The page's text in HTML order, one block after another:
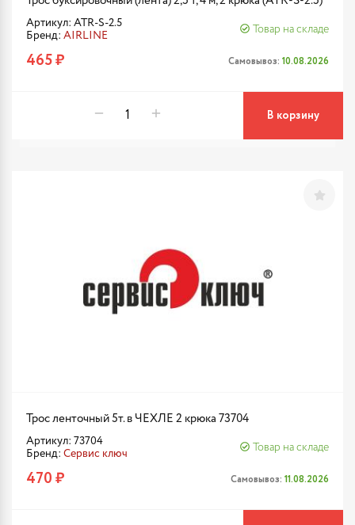
Артикул: ATR-S-2.5
Бренд: AIRLINE
Товар на складе
465 ₽ Самовывоз: 10.08.2026
В корзину
Трос ленточный 5т. в ЧЕХЛЕ 2 крюка 73704
Артикул: 73704
Бренд: Сервис ключ
Товар на складе
470 ₽ Самовывоз: 11.08.2026